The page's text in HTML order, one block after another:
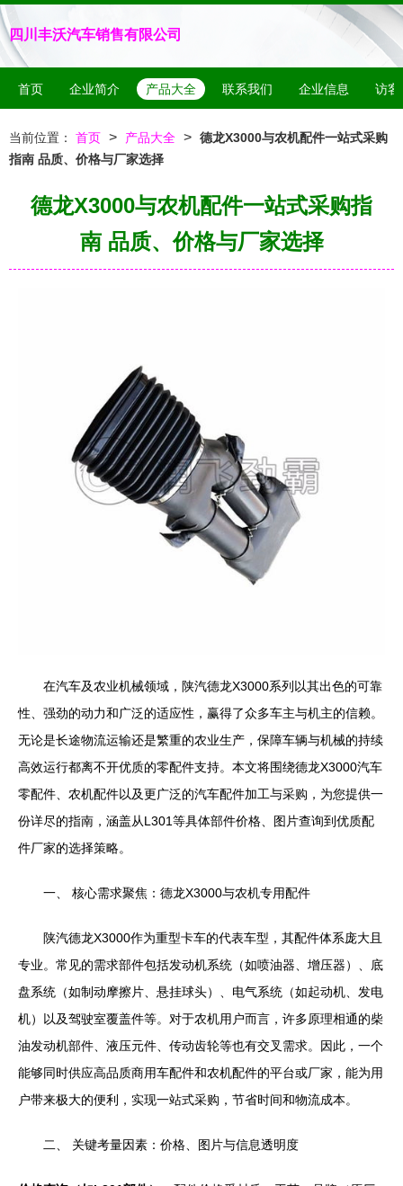
四川丰沃汽车销售有限公司
首页 企业简介 产品大全 联系我们 企业信息 访客
当前位置： 首页 > 产品大全 > 德龙X3000与农机配件一站式采购
指南 品质、价格与厂家选择
德龙X3000与农机配件一站式采购指
南 品质、价格与厂家选择
在汽车及农业机械领域，陕汽德龙X3000系列以其出色的可靠
性、强劲的动力和广泛的适应性，赢得了众多车主与机主的信赖。
无论是长途物流运输还是繁重的农业生产，保障车辆与机械的持续
高效运行都离不开优质的零配件支持。本文将围绕德龙X3000汽车
零配件、农机配件以及更广泛的汽车配件加工与采购，为您提供一
份详尽的指南，涵盖从L301等具体部件价格、图片查询到优质配
件厂家的选择策略。
一、 核心需求聚焦：德龙X3000与农机专用配件
陕汽德龙X3000作为重型卡车的代表车型，其配件体系庞大且
专业。常见的需求部件包括发动机系统（如喷油器、增压器）、底
盘系统（如制动摩擦片、悬挂球头）、电气系统（如起动机、发电
机）以及驾驶室覆盖件等。对于农机用户而言，许多原理相通的柴
油发动机部件、液压元件、传动齿轮等也有交叉需求。因此，一个
能够同时供应高品质商用车配件和农机配件的平台或厂家，能为用
户带来极大的便利，实现一站式采购，节省时间和物流成本。
二、 关键考量因素：价格、图片与信息透明度